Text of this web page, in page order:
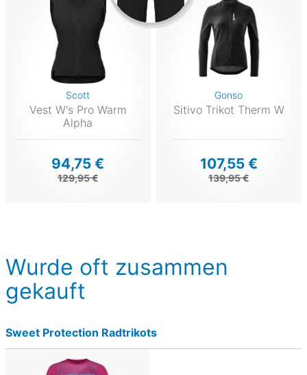
Scott
Vest W's Pro Warm
Alpha
94,75 €
129,95 €
Gonso
Sitivo Trikot Therm W
107,55 €
139,95 €
Wurde oft zusammen
gekauft
Sweet Protection Radtrikots